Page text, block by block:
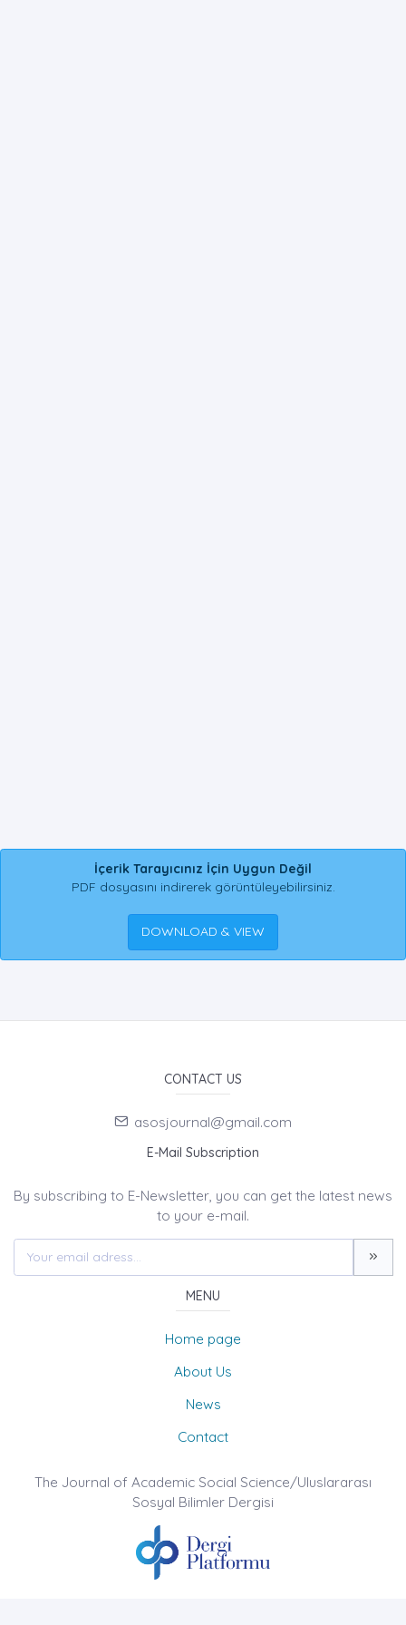
İçerik Tarayıcınız İçin Uygun Değil
PDF dosyasını indirerek görüntüleyebilirsiniz.
DOWNLOAD & VIEW
CONTACT US
asosjournal@gmail.com
E-Mail Subscription
By subscribing to E-Newsletter, you can get the latest news
to your e-mail.
MENU
Home page
About Us
News
Contact
The Journal of Academic Social Science/Uluslararası
Sosyal Bilimler Dergisi